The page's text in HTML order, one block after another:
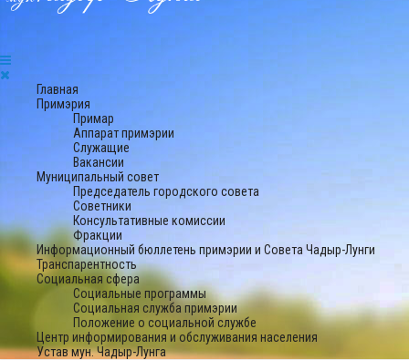
Главная
Примэрия
Примар
Аппарат примэрии
Служащие
Вакансии
Муниципальный совет
Председатель городского совета
Советники
Консультативные комиссии
Фракции
Информационный бюллетень примэрии и Совета Чадыр-Лунги
Транспарентность
Социальная сфера
Социальные программы
Социальная служба примэрии
Положение о социальной службе
Центр информирования и обслуживания населения
Устав мун. Чадыр-Лунга